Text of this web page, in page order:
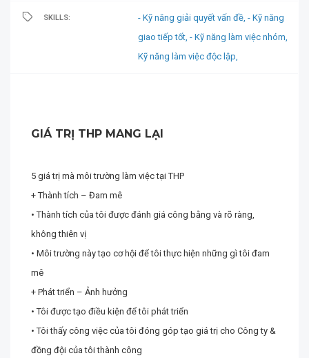
SKILLS: - Kỹ năng giải quyết vấn đề, - Kỹ năng
giao tiếp tốt, - Kỹ năng làm việc nhóm,
Kỹ năng làm việc độc lập,
GIÁ TRỊ THP MANG LẠI
5 giá trị mà môi trường làm việc tại THP
+ Thành tích – Đam mê
• Thành tích của tôi được đánh giá công bằng và rõ ràng,
không thiên vị
• Môi trường này tạo cơ hội để tôi thực hiện những gì tôi đam
mê
+ Phát triển – Ảnh hưởng
• Tôi được tạo điều kiện để tôi phát triển
• Tôi thấy công việc của tôi đóng góp tạo giá trị cho Công ty &
đồng đội của tôi thành công